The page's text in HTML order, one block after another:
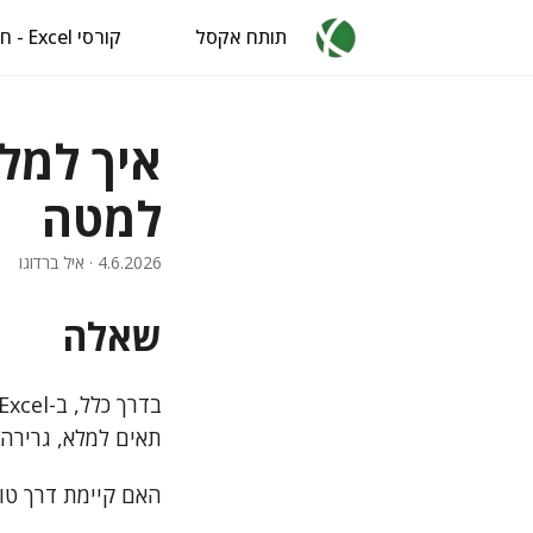
תותח אקסל קורסי Excel - חינם
איך
למטה
4.6.2026 · איל ברדוגו
שאלה
תאים למלא, גרירה
האם קיימת דרך